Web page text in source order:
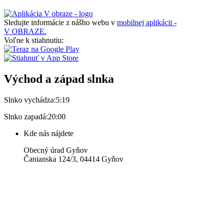
Sledujte informácie z nášho webu v mobilnej aplikácii -
V OBRAZE.
Voľne k stiahnutiu:
Východ a západ slnka
Slnko vychádza:5:19
Slnko zapadá:20:00
Kde nás nájdete
Obecný úrad Gyňov
Čanianska 124/3, 04414 Gyňov